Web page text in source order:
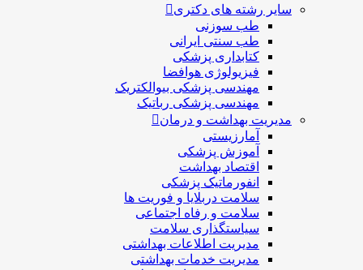
سایر رشته های دکتری
طب سوزنی
طب سنتی ایرانی
کتابداری پزشکی
فیزیولوژی هوافضا
مهندسی پزشکی بیوالکتریک
مهندسی پزشکی رباتیک
مدیریت بهداشت و درمان
آمارزیستی
آموزش پزشکی
اقتصاد بهداشت
انفورماتیک پزشکی
سلامت دربلايا و فوريت ها
سلامت و رفاه اجتماعی
سیاستگذاری سلامت
مدیریت اطلاعات بهداشتی
مدیریت خدمات بهداشتی